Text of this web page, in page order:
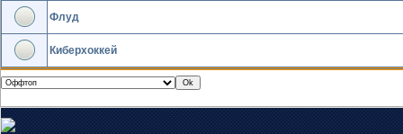
Флуд
Киберхоккей